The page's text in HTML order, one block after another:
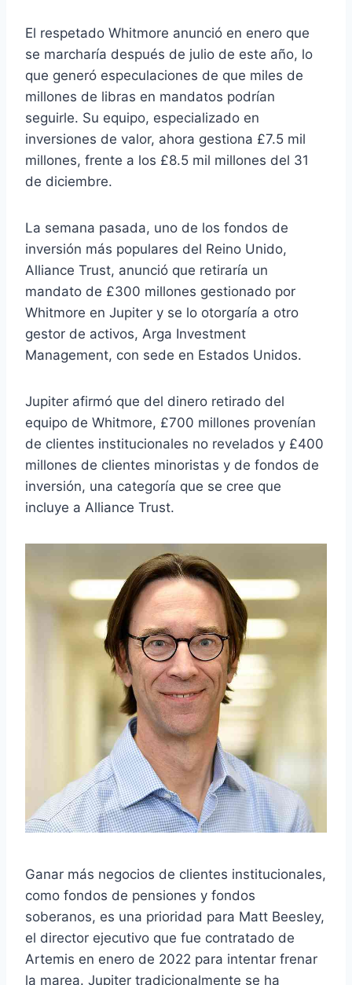
El respetado Whitmore anunció en enero que
se marcharía después de julio de este año, lo
que generó especulaciones de que miles de
millones de libras en mandatos podrían
seguirle. Su equipo, especializado en
inversiones de valor, ahora gestiona £7.5 mil
millones, frente a los £8.5 mil millones del 31
de diciembre.
La semana pasada, uno de los fondos de
inversión más populares del Reino Unido,
Alliance Trust, anunció que retiraría un
mandato de £300 millones gestionado por
Whitmore en Jupiter y se lo otorgaría a otro
gestor de activos, Arga Investment
Management, con sede en Estados Unidos.
Jupiter afirmó que del dinero retirado del
equipo de Whitmore, £700 millones provenían
de clientes institucionales no revelados y £400
millones de clientes minoristas y de fondos de
inversión, una categoría que se cree que
incluye a Alliance Trust.
Ganar más negocios de clientes institucionales,
como fondos de pensiones y fondos
soberanos, es una prioridad para Matt Beesley,
el director ejecutivo que fue contratado de
Artemis en enero de 2022 para intentar frenar
la marea. Jupiter tradicionalmente se ha